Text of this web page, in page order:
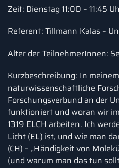
Zeit: Dienstag 11:00 – 11:45
Referent: Tillmann Kalas –
Alter der TeilnehmerInnen:
Kurzbeschreibung: In
naturwissenschaftliche
Forschungsverbund an der
funktioniert und woran wir
1319 ELCH arbeiten. Ich
Licht (EL) ist, und wie man
(CH) – „Händigkeit von
(und warum man das tun